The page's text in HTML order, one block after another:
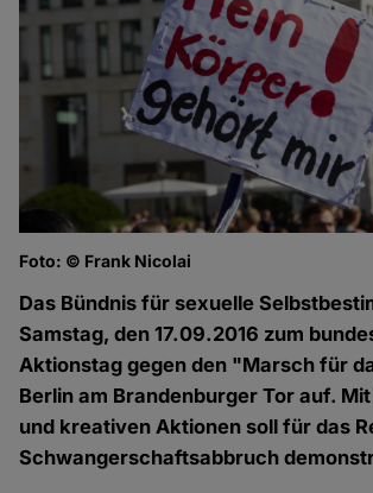
Foto: © Frank Nicolai
Das Bündnis für sexuelle
Samstag, den 17.09.2016 zum
Aktionstag gegen den "Marsch für
Berlin am Brandenburger Tor auf.
und kreativen Aktionen soll für das
Schwangerschaftsabbruch